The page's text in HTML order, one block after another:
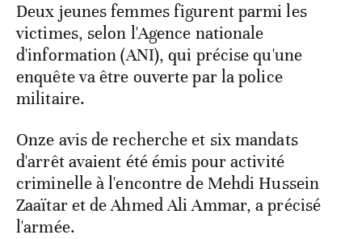
Deux jeunes femmes figurent parmi les
victimes, selon l'Agence nationale
d'information (ANI), qui précise qu'une
enquête va être ouverte par la police
militaire.
Onze avis de recherche et six mandats
d'arrêt avaient été émis pour activité
criminelle à l'encontre de Mehdi Hussein
Zaaïtar et de Ahmed Ali Ammar, a précisé
l'armée.